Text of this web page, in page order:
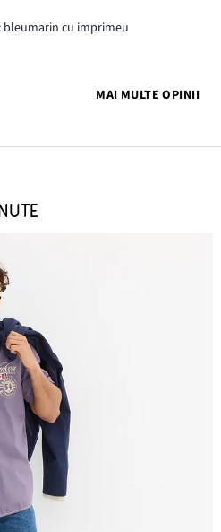
bleumarin cu imprimeu
MAI MULTE OPINII